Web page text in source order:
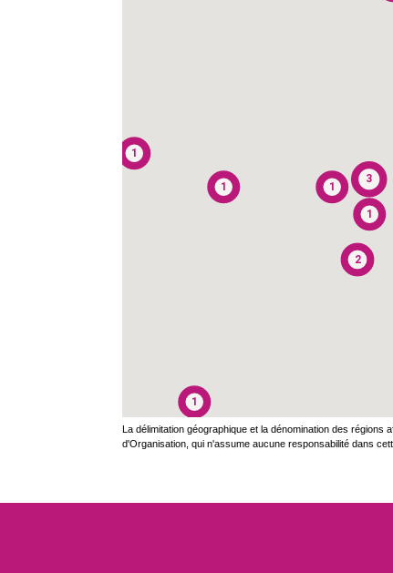
1
1
1
2
1
1
3
La délimitation géographique et la dénomination des
d'Organisation, qui n'assume aucune responsabilité dans